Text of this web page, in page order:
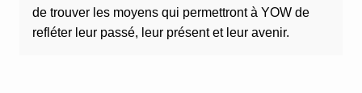
de trouver les moyens qui permettront à YOW de
refléter leur passé, leur présent et leur avenir.